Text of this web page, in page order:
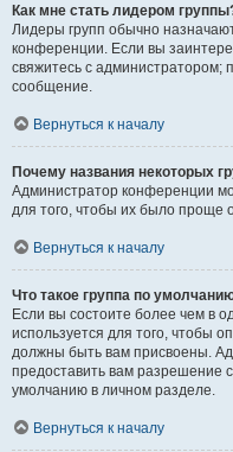
Как мне стать лидером
Лидеры групп обычно
конференции. Если вы
свяжитесь с администратором;
сообщение.
Вернуться к началу
Почему названия некоторых
Администратор конференции
для того, чтобы их было проще
Вернуться к началу
Что такое группа по
Если вы состоите более чем в
используется для того, чтобы
должны быть вам присвоены.
предоставить вам разрешение
умолчанию в личном разделе.
Вернуться к началу